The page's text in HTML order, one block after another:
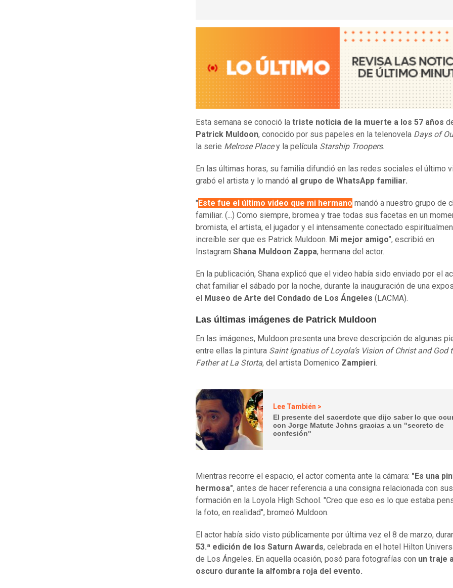
Esta semana se conoció la triste noticia de la muerte a los 57 años
Patrick Muldoon, conocido por sus papeles en la telenovela Days of
la serie Melrose Placey la película Starship Troopers.
En las últimas horas, su familia difundió en las redes sociales el último
grabó el artista y lo mandó al grupo de WhatsApp familiar.
" Este fue el último video que mi hermano mandó a nuestro grupo de
familiar. (...) Como siempre, bromea y trae todas sus facetas en un
bromista, el artista, el jugador y el intensamente conectado
increíble ser que es Patrick Muldoon. Mi mejor amigo", escribió en
Instagram Shana Muldoon Zappa, hermana del actor.
En la publicación, Shana explicó que el video había sido enviado por el
chat familiar el sábado por la noche, durante la inauguración de una
el
Museo de Arte del Condado de Los Ángeles (LACMA).
Las últimas imágenes de Patrick Muldoon
En las imágenes, Muldoon presenta una breve descripción de algunas
entre ellas la pintura Saint Ignatius of Loyola’s Vision of Christ and God
Father at La Storta, del artista Domenico Zampieri.
Lee También >
El presente del sacerdote que dijo saber lo que
con Jorge Matute Johns gracias a un "secreto de
confesión"
Mientras recorre el espacio, el actor comenta ante la cámara: "Es una
hermosa", antes de hacer referencia a una consigna relacionada con
formación en la Loyola High School. "Creo que eso es lo que estaba
la foto, en realidad", bromeó Muldoon.
El actor había sido visto públicamente por última vez el 8 de marzo,
53.ª edición de los Saturn Awards, celebrada en el hotel Hilton
de Los Ángeles. En aquella ocasión, posó para fotografías con un traje
oscuro durante la alfombra roja del evento.